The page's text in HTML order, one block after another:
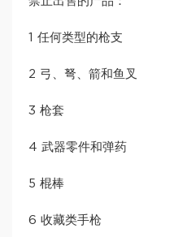
1 任何类型的枪支
2 弓、弩、箭和鱼叉
3 枪套
4 武器零件和弹药
5 棍棒
6 收藏类手枪